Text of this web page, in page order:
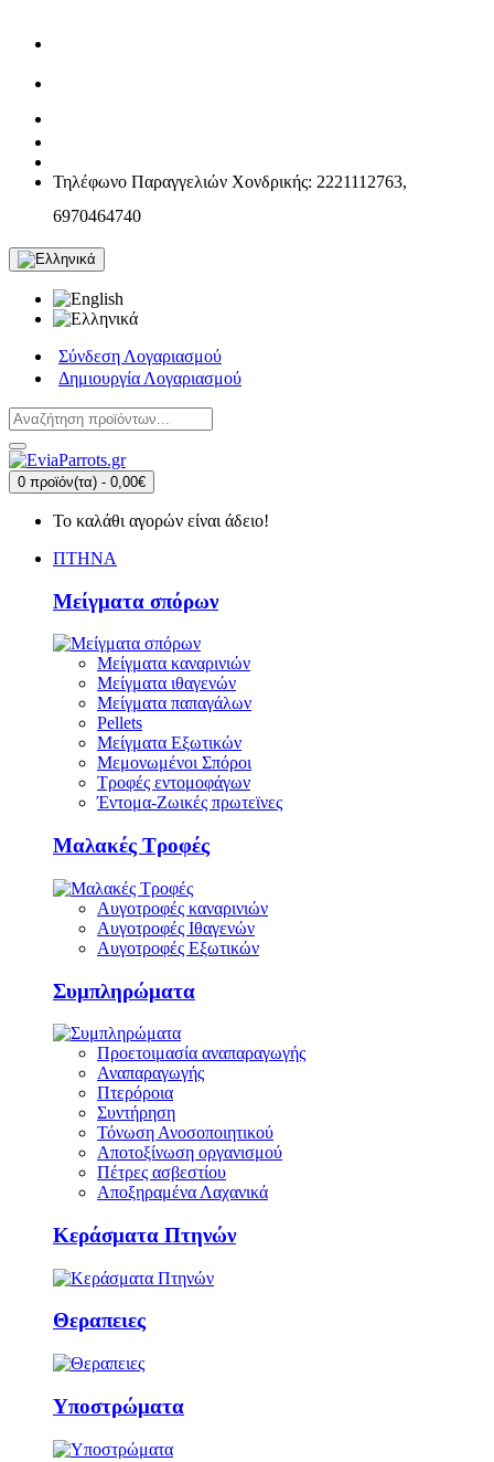
Τηλέφωνο Παραγγελιών Χονδρικής: 2221112763,
6970464740
Σύνδεση Λογαριασμού
Δημιουργία Λογαριασμού
0 προϊόν(τα) - 0,00€
Το καλάθι αγορών είναι άδειο!
ΠΤΗΝΑ
Μείγματα σπόρων
Μείγματα καναρινιών
Μείγματα ιθαγενών
Μείγματα παπαγάλων
Pellets
Μείγματα Εξωτικών
Μεμονωμένοι Σπόροι
Τροφές εντομοφάγων
Έντομα-Ζωικές πρωτεϊνες
Μαλακές Τροφές
Αυγοτροφές καναρινιών
Αυγοτροφές Ιθαγενών
Αυγοτροφές Εξωτικών
Συμπληρώματα
Προετοιμασία αναπαραγωγής
Αναπαραγωγής
Πτερόροια
Συντήρηση
Τόνωση Ανοσοποιητικού
Αποτοξίνωση οργανισμού
Πέτρες ασβεστίου
Αποξηραμένα Λαχανικά
Κεράσματα Πτηνών
Θεραπειες
Υποστρώματα